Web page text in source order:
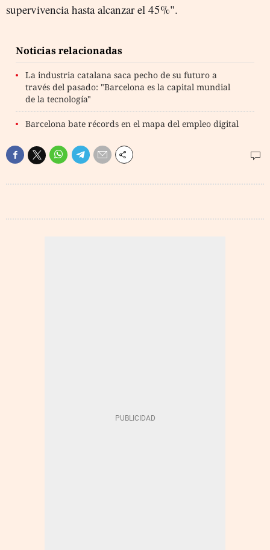
supervivencia hasta alcanzar el 45%".
Noticias relacionadas
La industria catalana saca pecho de su futuro a
través del pasado: "Barcelona es la capital mundial
de la tecnología"
Barcelona bate récords en el mapa del empleo digital